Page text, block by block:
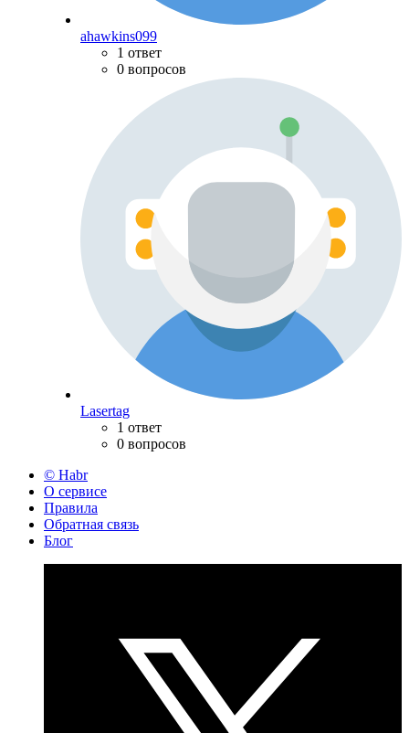
ahawkins099
1 ответ
0 вопросов
Lasertag
1 ответ
0 вопросов
© Habr
О сервисе
Правила
Обратная связь
Блог